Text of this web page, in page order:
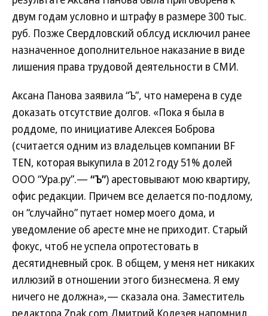
двум годам условно и штрафу в размере 300 тыс.
руб. Позже Свердловский облсуд исключил ранее
назначенное дополнительное наказание в виде
лишения права трудовой деятельности в СМИ.
Аксана Панова заявила “Ъ”, что намерена в суде
доказать отсутствие долгов. «Пока я была в
роддоме, по инициативе Алексея Боброва
(считается одним из владельцев компании BF
TEN, которая выкупила в 2012 году 51% долей
ООО “Ура.ру”.— “Ъ”) арестовывают мою квартиру,
офис редакции. Причем все делается по-подлому,
он “случайно” путает номер моего дома, и
уведомление об аресте мне не приходит. Старый
фокус, чтоб не успела опротестовать в
десятидневный срок. В общем, у меня нет никаких
иллюзий в отношении этого бизнесмена. Я ему
ничего не должна»,— сказала она. Заместитель
редактора Znak.com Дмитрий Колезев напомнил,